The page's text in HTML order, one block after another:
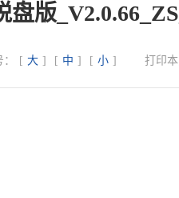
版
[ 大 ] [ 中 ] [ 小 ] 打印